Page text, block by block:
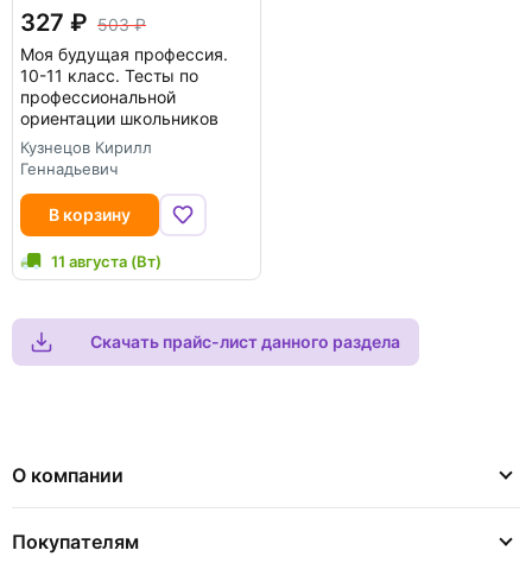
327
503
Моя будущая профессия.
10-11 класс. Тесты по
профессиональной
ориентации школьников
Кузнецов Кирилл
Геннадьевич
В корзину
11 августа (Вт)
Скачать прайс-лист данного раздела
О компании
Покупателям